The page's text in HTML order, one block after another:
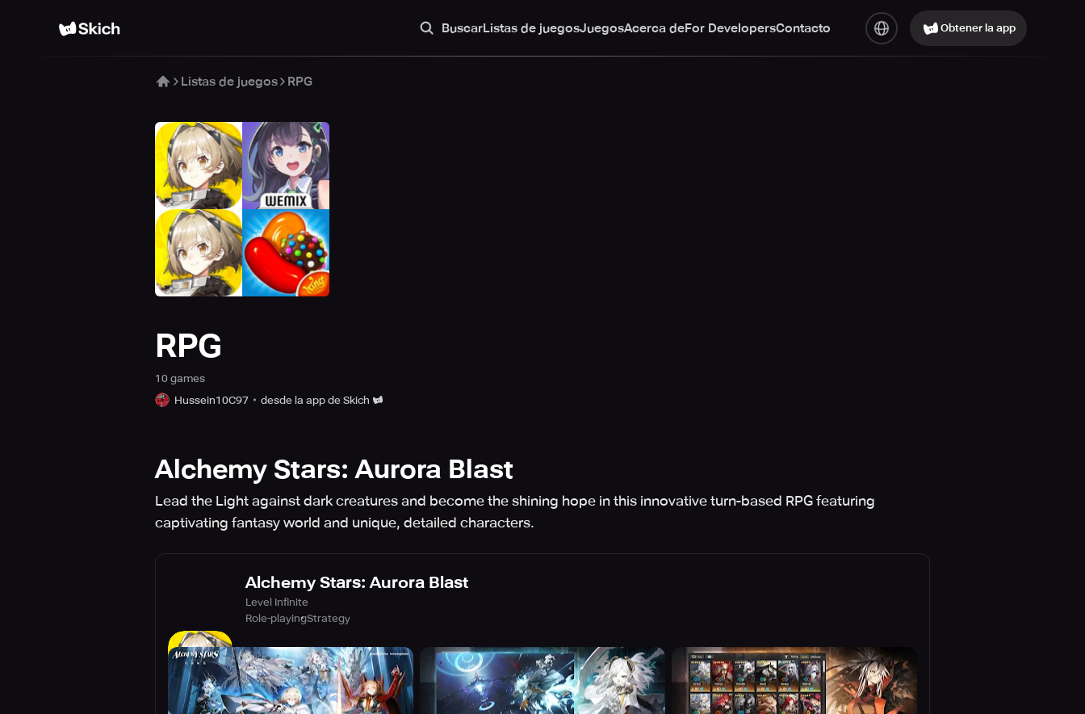
BuscarListas de juegosJuegosAcerca deFor DevelopersContacto Obtener la app
Listas de juegos RPG
RPG
10 games
Hussein10C97
desde la app de Skich
Alchemy Stars: Aurora Blast
Lead the Light against dark creatures and become the shining hope in this innovative turn-based RPG featuring
captivating fantasy world and unique, detailed characters.
Alchemy Stars: Aurora Blast
Level Infinite
Role-playingStrategy